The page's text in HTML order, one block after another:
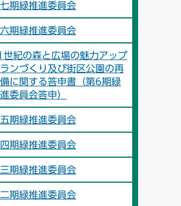
期緑推進委員会
期緑推進委員会
世紀の森と広場の魅力アップ
ンづくり及び街区公園の再
に関する答申書（第6期緑
委員会答申）
期緑推進委員会
期緑推進委員会
期緑推進委員会
期緑推進委員会